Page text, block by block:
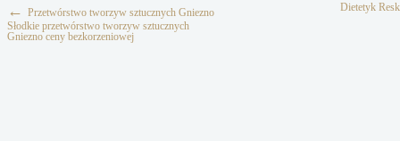
← Przetwórstwo tworzyw sztucznych Gniezno
Słodkie przetwórstwo tworzyw sztucznych
Gniezno ceny bezkorzeniowej
Dietetyk